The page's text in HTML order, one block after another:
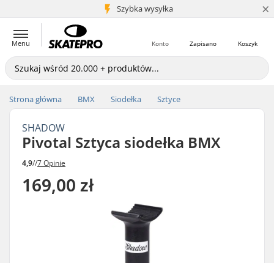
Szybka wysyłka
5+ mln klientów ×
Menu Koszyk
Zapisano
Konto
Strona główna BMX Siodełka Sztyce
SHADOW
Pivotal Sztyca siodełka BMX
4,9//7 Opinie
169,00 zł